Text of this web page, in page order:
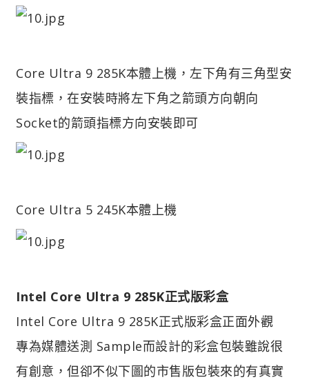
Core Ultra 9 285K本體上機，左下角有三角型安
裝指標，在安裝時將左下角之箭頭方向朝向
Socket的箭頭指標方向安裝即可
Core Ultra 5 245K本體上機
Intel Core Ultra 9 285K正式版彩盒
Intel Core Ultra 9 285K正式版彩盒正面外觀
專為媒體送測 Sample而設計的彩盒包裝雖說很
有創意，但卻不似下圖的市售版包裝來的有真實